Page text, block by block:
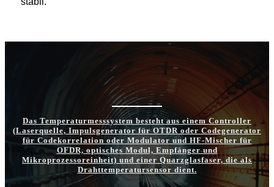
Das Temperaturmesssystem besteht aus einem Controller
(Laserquelle, Impulsgenerator für OTDR oder Codegenerator
für Codekorrelation oder Modulator und HF-Mischer für
OFDR, optisches Modul, Empfänger und
Mikroprozessoreinheit) und einer Quarzglasfaser, die als
Drahttemperatursensor dient.